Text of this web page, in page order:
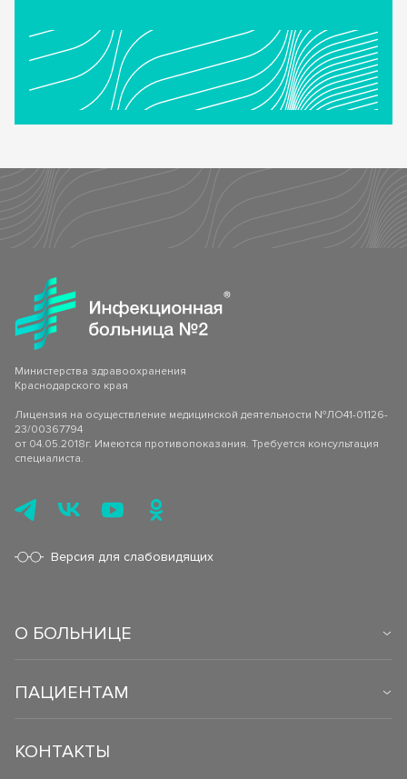
Министерства здравоохранения
Краснодарского края
Лицензия на осуществление медицинской деятельности №ЛО41-01126-
23/00367794
от 04.05.2018г. Имеются противопоказания. Требуется консультация
специалиста.
Версия для слабовидящих
О БОЛЬНИЦЕ
ПАЦИЕНТАМ
КОНТАКТЫ